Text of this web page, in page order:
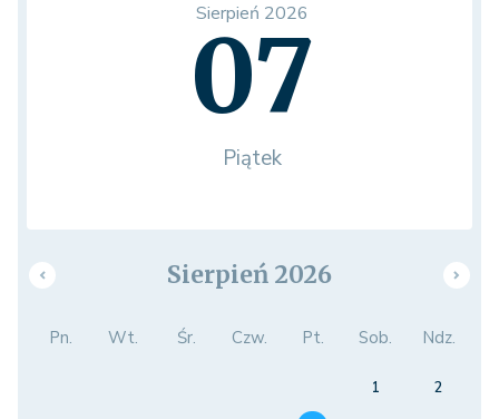
Sierpień 2026
07
Piątek
Sierpień 2026
Pn. Wt. Śr. Czw. Pt. Sob. Ndz.
1
2